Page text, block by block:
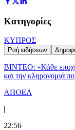
Κατηγορίες
ΚΥΠΡΟΣ
Ροή ειδήσεων
ΒΙΝΤΕΟ: «Κάθε εποχή
και την κληρονομιά
ΑΠΟΕΛ
|
22:56